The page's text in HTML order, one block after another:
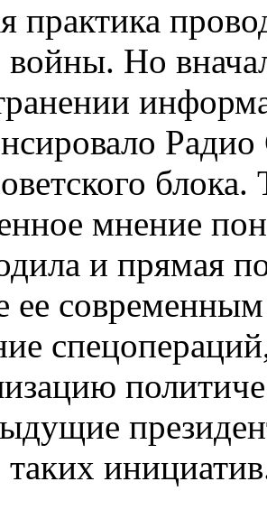
практика
Но
Радио
блока.
мнение
и прямая
ее
таких